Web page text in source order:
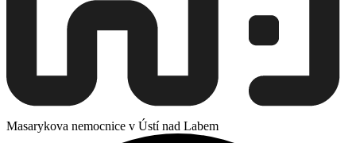
Masarykova nemocnice v Ústí nad Labem